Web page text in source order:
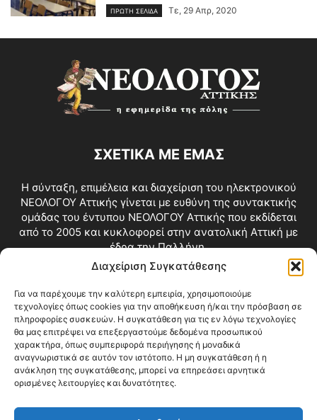
Διαχείριση Συγκατάθεσης
Για να παρέχουμε την καλύτερη εμπειρία, χρησιμοποιούμε
τεχνολογίες όπως cookies για την αποθήκευση ή/και την πρόσβαση σε
πληροφορίες συσκευών. Η συγκατάθεση για τις εν λόγω τεχνολογίες
θα μας επιτρέψει να επεξεργαστούμε δεδομένα προσωπικού
χαρακτήρα, όπως συμπεριφορά περιήγησης ή μοναδικά
αναγνωριστικά σε αυτόν τον ιστότοπο. Η μη συγκατάθεση ή η
ανάκληση της συγκατάθεσης, μπορεί να επηρεάσει αρνητικά
ορισμένες λειτουργίες και δυνατότητες.
ΠΡΩΤΗ ΣΕΛΙΔΑ Τε, 29 Απρ, 2020
ΣΧΕΤΙΚΑ ΜΕ ΕΜΑΣ
Η σύνταξη, επιμέλεια και διαχείριση του ηλεκτρονικού
ΝΕΟΛΟΓΟΥ Αττικής γίνεται με ευθύνη της συντακτικής
ομάδας του έντυπου ΝΕΟΛΟΓΟΥ Αττικής που εκδίδεται
από το 2005 και κυκλοφορεί στην ανατολική Αττική με
έδρα την Παλλήνη.
Επικοινωνία:info@neologosattikis.gr
ΑΚΟΛΟΥΘΗΣΕ ΜΑΣ